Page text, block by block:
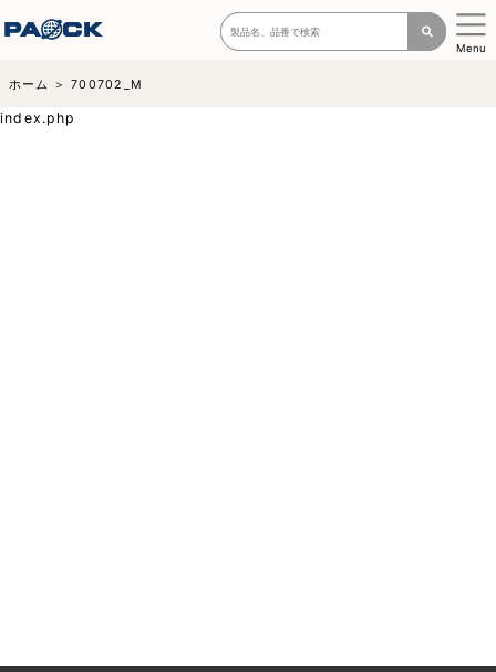
Menu
ホーム 700702_M
index.php